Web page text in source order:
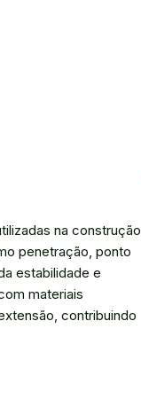
na construção
penetração, ponto
estabilidade e
materiais
contribuindo